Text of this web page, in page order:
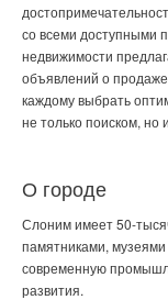
со всеми доступными
недвижимости
объявлений о
каждому выбрать
не только поиском, но
О городе
Слоним имеет 50-
памятниками,
современную
развития.